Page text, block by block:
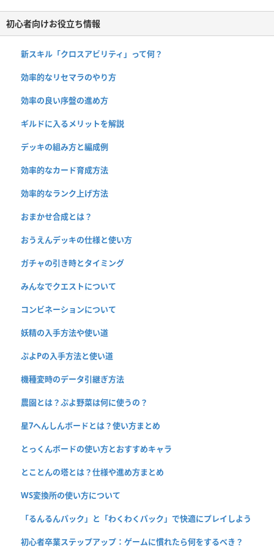
初心者向けお役立ち情報
新スキル「クロスアビリティ」って何？
効率的なリセマラのやり方
効率の良い序盤の進め方
ギルドに入るメリットを解説
デッキの組み方と編成例
効率的なカード育成方法
効率的なランク上げ方法
おまかせ合成とは？
おうえんデッキの仕様と使い方
ガチャの引き時とタイミング
みんなでクエストについて
コンビネーションについて
妖精の入手方法や使い道
ぷよPの入手方法と使い道
機種変時のデータ引継ぎ方法
農園とは？ぷよ野菜は何に使うの？
星7へんしんボードとは？使い方まとめ
とっくんボードの使い方とおすすめキャラ
とことんの塔とは？仕様や進め方まとめ
WS変換所の使い方について
「るんるんパック」と「わくわくパック」で快適にプレイしよう
初心者卒業ステップアップ：ゲームに慣れたら何をするべき？